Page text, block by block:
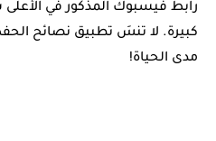
رابط فيسبوك المذكور في
كبيرة. لا تنسَ تطبيق نصائح
مدى الحياة!